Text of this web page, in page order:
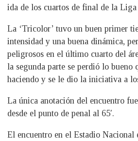
ida de los cuartos de final de la Liga
La ‘Tricolor’ tuvo un buen primer
intensidad y una buena dinámica,
peligrosos en el último cuarto del
la segunda parte se perdió lo bueno
haciendo y se le dio la iniciativa a
La única anotación del encuentro
desde el punto de penal al 65′.
El encuentro en el Estadio Nacional